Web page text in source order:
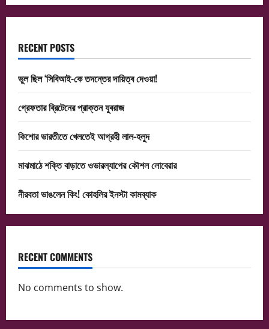
RECENT POSTS
ভুল ছিল ‘সিবিআই-কে তদন্তের দায়িত্ব দেওয়া!
গ্রেফতার ব্রিটেনের প্রাক্তন যুবরাজ
কিশোর ভারতীতে খেলতেই আগ্রহী লাল-হলুদ
মাঝমাঠে শক্তি বাড়াতে ওভারল্যাপের কৌশল লোবেরার
নীরবতা ভাঙলেন কিং! কোহলির ইনস্টা কামব্যাক
RECENT COMMENTS
No comments to show.